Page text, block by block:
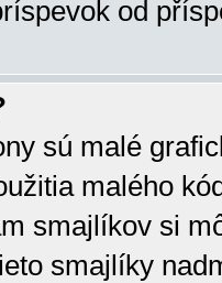
od
sú malé
malého
smajlíkov si
smajlíky